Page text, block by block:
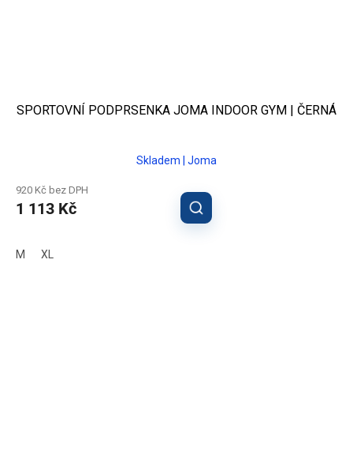
SPORTOVNÍ PODPRSENKA JOMA INDOOR GYM | ČERNÁ
Skladem | Joma
920 Kč bez DPH
1 113 Kč
M XL